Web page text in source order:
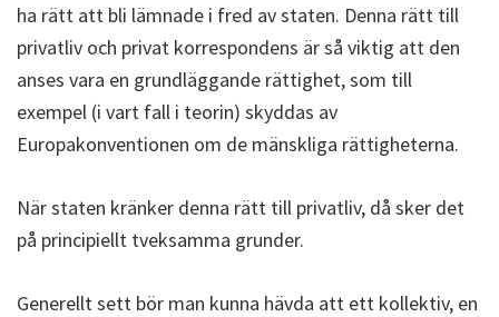
ha rätt att bli lämnade i fred av staten. Denna rätt till
privatliv och privat korrespondens är så viktig att den
anses vara en grundläggande rättighet, som till
exempel (i vart fall i teorin) skyddas av
Europakonventionen om de mänskliga rättigheterna.
När staten kränker denna rätt till privatliv, då sker det
på principiellt tveksamma grunder.
Generellt sett bör man kunna hävda att ett kollektiv, en